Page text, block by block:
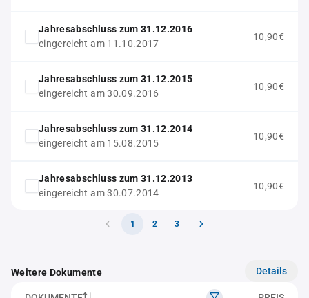
Jahresabschluss zum 31.12.2016
eingereicht am 11.10.2017
10,90€
Jahresabschluss zum 31.12.2015
eingereicht am 30.09.2016
10,90€
Jahresabschluss zum 31.12.2014
eingereicht am 15.08.2015
10,90€
Jahresabschluss zum 31.12.2013
eingereicht am 30.07.2014
10,90€
1 2 3
Weitere Dokumente Details